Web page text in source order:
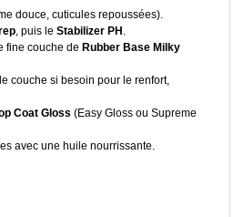
douce, cuticules repoussées).
, puis le Stabilizer PH .
fine couche de Rubber Base Milky
couche si besoin pour le renfort,
Coat Gloss (Easy Gloss ou Supreme
avec une huile nourrissante.